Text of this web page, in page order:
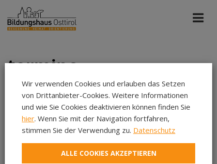
termine
Bildung St. Michael Jun 2026
Aug 2026
Sep 2026
Okt 2026
Wir verwenden Cookies und erlauben das Setzen
von Drittanbieter-Cookies. Weitere Informationen
und wie Sie Cookies deaktivieren können finden Sie
hier. Wenn Sie mit der Navigation fortfahren,
stimmen Sie der Verwendung zu. Datenschutz
ALLE COOKIES AKZEPTIEREN